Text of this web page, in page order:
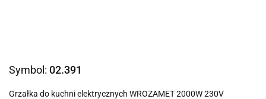
Symbol: 02.391
Grzałka do kuchni elektrycznych WROZAMET 2000W 230V